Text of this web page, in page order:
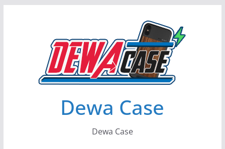
Dewa Case
Dewa Case